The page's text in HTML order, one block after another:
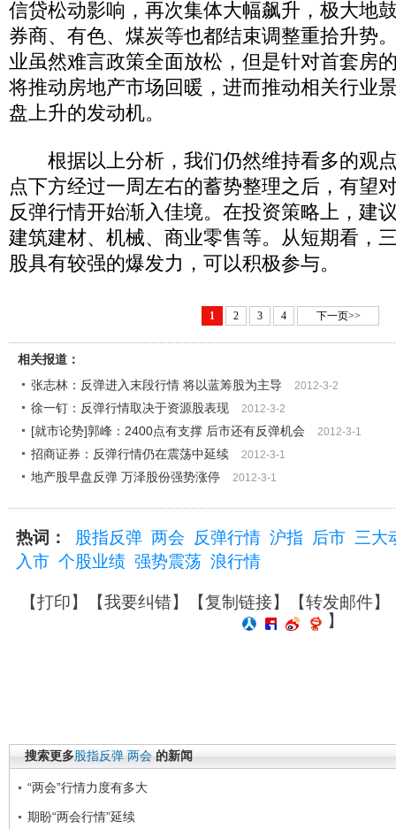
信贷松动影响，再次集体大幅飙升，极大地
券商、有色、煤炭等也都结束调整重拾升势
业虽然难言政策全面放松，但是针对首套房
将推动房地产市场回暖，进而推动相关行业
盘上升的发动机。
根据以上分析，我们仍然维持看多的观
点下方经过一周左右的蓄势整理之后，有望
反弹行情开始渐入佳境。在投资策略上，建
建筑建材、机械、商业零售等。从短期看，
股具有较强的爆发力，可以积极参与。
1 2 3 4 下一页>>
相关报道：
张志林：反弹进入末段行情 将以蓝筹股为主导
2012-3-2
徐一钉：反弹行情取决于资源股表现 2012-3-2
[就市论势]郭峰：2400点有支撑 后市还有反弹机会 2012-3-1
招商证券：反弹行情仍在震荡中延续 2012-3-1
地产股早盘反弹 万泽股份强势涨停 2012-3-1
热词： 股指反弹 两会 反弹行情 沪指 后市 三大
入市 个股业绩 强势震荡 浪行情
【打印】【我要纠错】【复制链接】【转发邮件】
】
搜索更多股指反弹 两会 的新闻
“两会”行情力度有多大
期盼“两会行情”延续